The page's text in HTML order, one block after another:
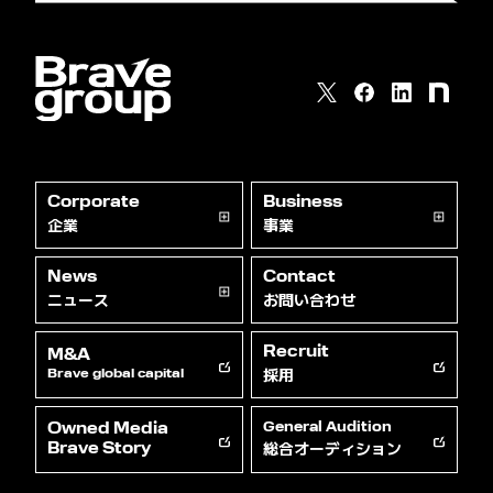
Corporate
企業
Business
事業
News
ニュース
Contact
お問い合わせ
M&A
Brave global capital
Recruit
採用
Owned Media
Brave Story
General Audition
総合オーディション